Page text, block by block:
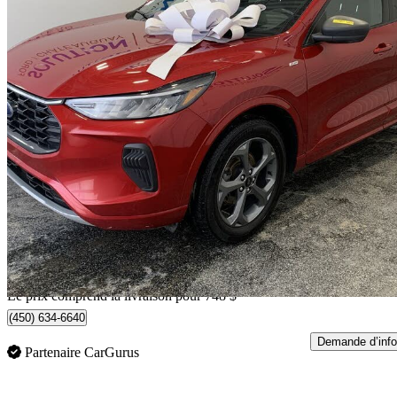
2023 Ford Escape Hybrid
ST-Line AWD 63 305 km
27 737 $ Affaire
487 $/mois env.
Livraison à domicile de Châteauguay, QC
Le prix comprend la livraison pour 748 $
(450) 634-6640
Partenaire CarGurus
Demande d’info